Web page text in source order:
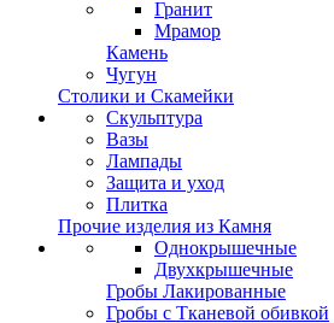
Гранит
Мрамор
Камень
Чугун
Столики и Скамейки
Скульптура
Вазы
Лампады
Защита и уход
Плитка
Прочие изделия из Камня
Однокрышечные
Двухкрышечные
Гробы Лакированные
Гробы с Тканевой обивкой